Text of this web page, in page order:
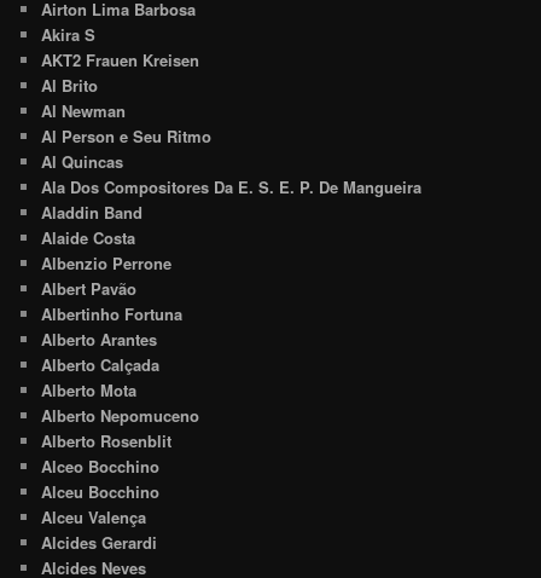
Airton Lima Barbosa
Akira S
AKT2 Frauen Kreisen
Al Brito
Al Newman
Al Person e Seu Ritmo
Al Quincas
Ala Dos Compositores Da E. S. E. P. De Mangueira
Aladdin Band
Alaide Costa
Albenzio Perrone
Albert Pavão
Albertinho Fortuna
Alberto Arantes
Alberto Calçada
Alberto Mota
Alberto Nepomuceno
Alberto Rosenblit
Alceo Bocchino
Alceu Bocchino
Alceu Valença
Alcides Gerardi
Alcides Neves